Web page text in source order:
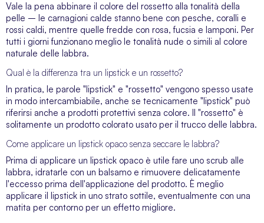
Vale la pena abbinare il colore del rossetto alla tonalità della
pelle – le carnagioni calde stanno bene con pesche, coralli e
rossi caldi, mentre quelle fredde con rosa, fucsia e lamponi. Per
tutti i giorni funzionano meglio le tonalità nude o simili al colore
naturale delle labbra.
Qual è la differenza tra un lipstick e un rossetto?
In pratica, le parole "lipstick" e "rossetto" vengono spesso usate
in modo intercambiabile, anche se tecnicamente "lipstick" può
riferirsi anche a prodotti protettivi senza colore. Il "rossetto" è
solitamente un prodotto colorato usato per il trucco delle labbra.
Come applicare un lipstick opaco senza seccare le labbra?
Prima di applicare un lipstick opaco è utile fare uno scrub alle
labbra, idratarle con un balsamo e rimuovere delicatamente
l'eccesso prima dell'applicazione del prodotto. È meglio
applicare il lipstick in uno strato sottile, eventualmente con una
matita per contorno per un effetto migliore.